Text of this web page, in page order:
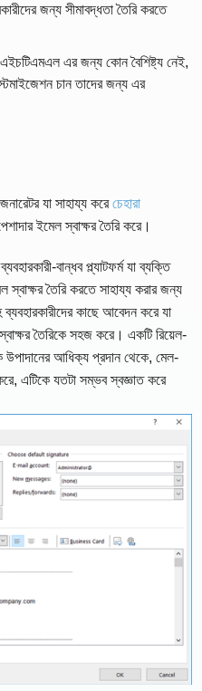
জন্য সীমাবদ্ধতা তৈরি করতে
এর জন্য কোন বৈশিষ্ট্য নেই,
চান তাদের জন্য এর
যা সাহায্য করেচেহারা
ইমেল স্বাক্ষর তৈরি করে।
বান্ধব প্ল্যাটফর্ম যা ব্যক্তি
তৈরি করতে সাহায্য করার জন্য
কাছে আবেদন করে যা
তৈরিকে সহজ করে। একটি রিয়েল-
উপাদানের আধিক্য প্রদান থেকে, মেল-
এটিকে যতটা সম্ভব স্বজ্ঞাত করে